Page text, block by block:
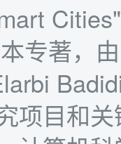
专著，
项目和